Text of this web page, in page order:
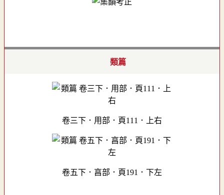
類篇
卷三下．用部．頁111．上右
卷五下．亯部．頁191．下左